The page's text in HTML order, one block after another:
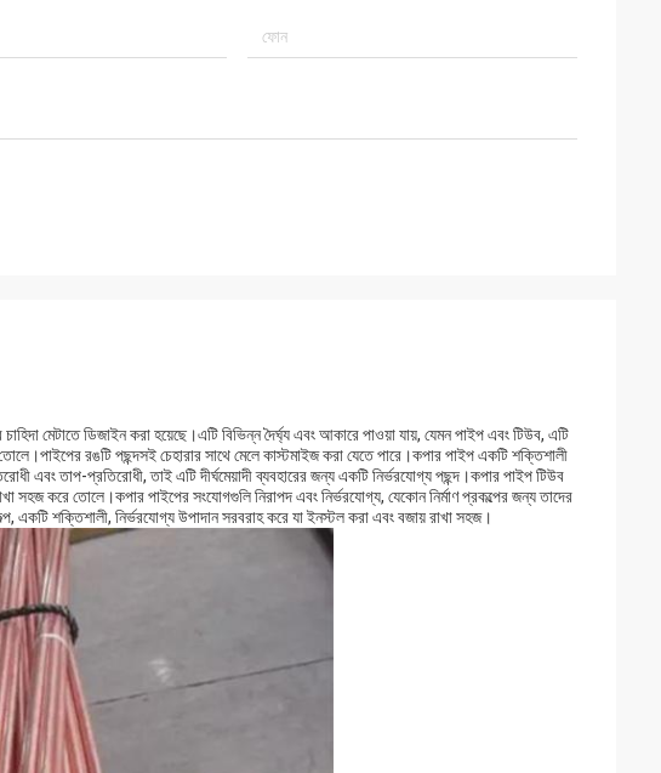
মেটাতে ডিজাইন করা হয়েছে।এটি বিভিন্ন দৈর্ঘ্য এবং আকারে পাওয়া যায়, যেমন পাইপ এবং টিউব, এটি
রঙটি পছন্দসই চেহারার সাথে মেলে কাস্টমাইজ করা যেতে পারে।কপার পাইপ একটি শক্তিশালী
এবং তাপ-প্রতিরোধী, তাই এটি দীর্ঘমেয়াদী ব্যবহারের জন্য একটি নির্ভরযোগ্য পছন্দ।কপার পাইপ টিউব
সহজ করে তোলে।কপার পাইপের সংযোগগুলি নিরাপদ এবং নির্ভরযোগ্য, যেকোন নির্মাণ প্রকল্পের জন্য তাদের
একটি শক্তিশালী, নির্ভরযোগ্য উপাদান সরবরাহ করে যা ইনস্টল করা এবং বজায় রাখা সহজ।